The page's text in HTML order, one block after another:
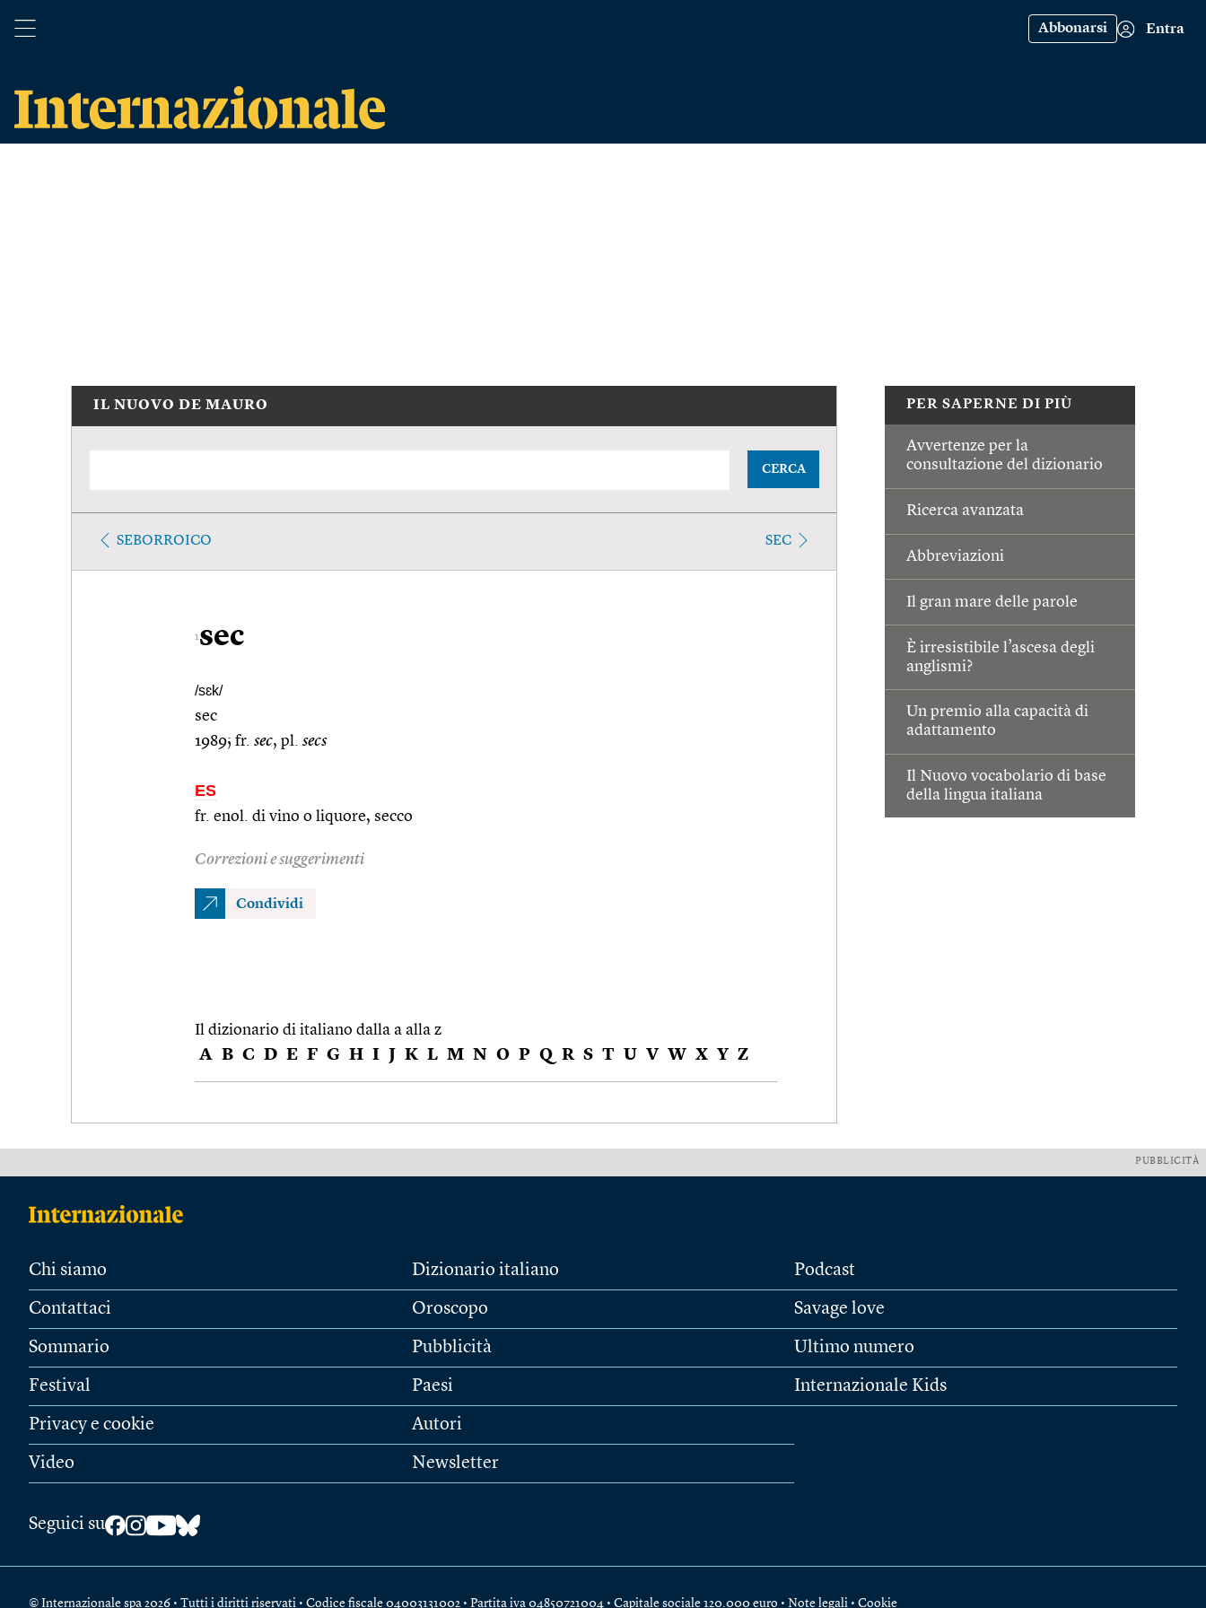
Abbonarsi Entra
PER SAPERNE DI PIÙ
Avvertenze per la
consultazione del dizionario
Ricerca avanzata
Abbreviazioni
Il gran mare delle parole
È irresistibile l’ascesa degli
anglismi?
Un premio alla capacità di
adattamento
Il Nuovo vocabolario di base
della lingua italiana
IL NUOVO DE MAURO
CERCA
SEBORROICO SEC
1sec
/sɛk/
sec
1989; fr. sec, pl. secs
ES
fr. enol. di vino o liquore, secco
Correzioni e suggerimenti
Condividi
Il dizionario di italiano dalla a alla z
A B C D E F G H I J K L M N O P Q R S T U V W X Y Z
PUBBLICITÀ
Chi siamo
Contattaci
Sommario
Festival
Privacy e cookie
Video
Dizionario italiano
Oroscopo
Pubblicità
Paesi
Autori
Newsletter
Podcast
Savage love
Ultimo numero
Internazionale Kids
Seguici su
© Internazionale spa 2026 • Tutti i diritti riservati • Codice fiscale 04003131002 • Partita iva 04850721004 • Capitale sociale 120.000 euro • Note legali • Cookie